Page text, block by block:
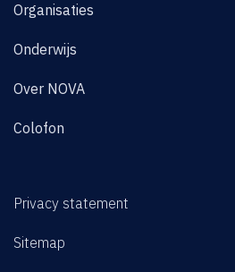
Organisaties
Onderwijs
Over NOVA
Colofon
Privacy statement
Sitemap